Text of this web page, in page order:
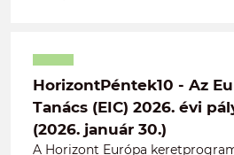
HorizontPéntek10 - Az
Tanács (EIC) 2026. évi
(2026. január 30.)
A Horizont Európa